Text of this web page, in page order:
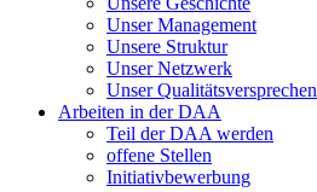
Unser Management
Unsere Struktur
Unser Netzwerk
Unser Qualitätsversprechen
Arbeiten in der DAA
Teil der DAA werden
offene Stellen
Initiativbewerbung